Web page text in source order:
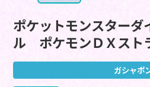
ポケットモンスターダ
ル ポケモンＤＸスト
ガシャポ